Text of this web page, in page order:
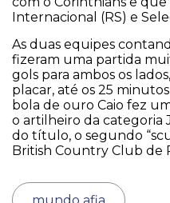
Internacional (RS) e
As duas equipes
fizeram uma partida
gols para ambos os
placar, até os 25
bola de ouro Caio fez
o artilheiro da categoria
do título, o segundo
British Country Club de